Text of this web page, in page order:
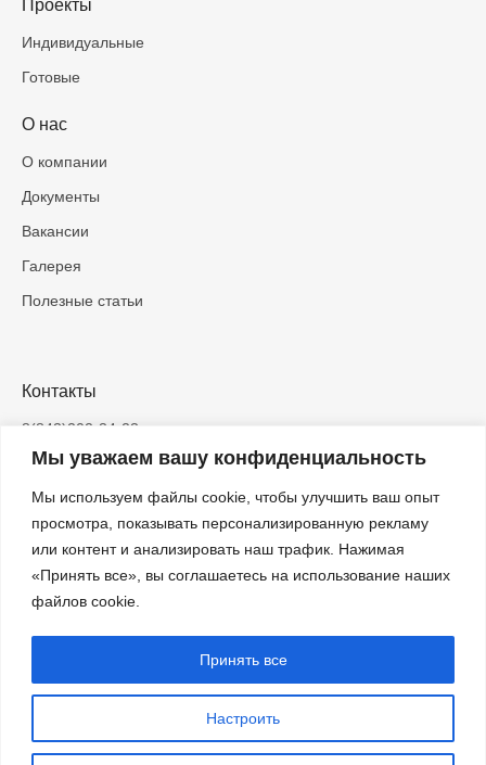
Мы уважаем вашу конфиденциальность
Мы используем файлы cookie, чтобы улучшить ваш опыт
просмотра, показывать персонализированную рекламу
или контент и анализировать наш трафик. Нажимая
«Принять все», вы соглашаетесь на использование наших
файлов cookie.
Настроить
Принять все
Проекты
Индивидуальные
Готовые
О нас
О компании
Документы
Вакансии
Галерея
Полезные статьи
Контакты
8(843)202-34-23
info@inbrig.ru
420083, Казань, ЖК «Весна», ул.
Азата Аббасова, д.5
ООО «ИНБРИГ» — строительство и
проектирование домов в Казани
ИНН 1686018032
Все контакты